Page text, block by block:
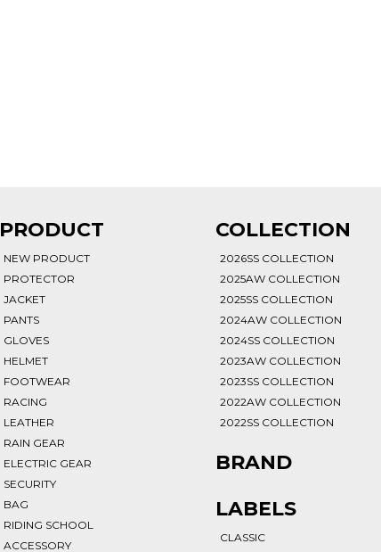
PRODUCT
NEW PRODUCT
PROTECTOR
JACKET
PANTS
GLOVES
HELMET
FOOTWEAR
RACING
LEATHER
RAIN GEAR
ELECTRIC GEAR
SECURITY
BAG
RIDING SCHOOL
ACCESSORY
COLLECTION
2026SS COLLECTION
2025AW COLLECTION
2025SS COLLECTION
2024AW COLLECTION
2024SS COLLECTION
2023AW COLLECTION
2023SS COLLECTION
2022AW COLLECTION
2022SS COLLECTION
BRAND
LABELS
CLASSIC